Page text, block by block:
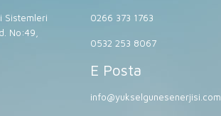
Sistemleri
No:49,
0266 373 1763
0532 253 8067
E Posta
info@yukselgunesenerjisi.com